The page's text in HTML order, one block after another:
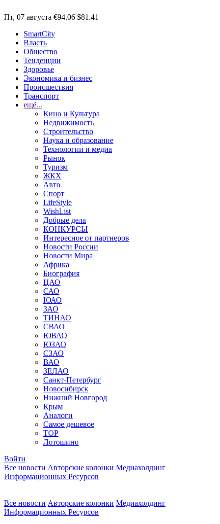
Пт, 07 августа €94.06 $81.41
SmartCity
Власть
Общество
Тенденции
Здоровье
Экономика и бизнес
Происшествия
Транспорт
ещё...
Кино и Культура
Недвижимость
Строительство
Наука и образование
Технологии и медиа
Рынок
Туризм
ЖКХ
Авто
Спорт
LifeStyle
WishList
Добрые дела
КОНКУРСЫ
Интересное от партнеров
Новости России
Новости Мира
Африка
Биография
ЦАО
САО
ЮАО
ЗАО
ТИНАО
СВАО
ЮВАО
ЮЗАО
СЗАО
ВАО
ЗЕЛАО
Санкт-Петербург
Новосибирск
Нижний Новгород
Крым
Аналоги
Самое дешевое
TOP
Лотошино
Войти
Все новости Авторские колонки Медиахолдинг
Информационных Ресурсов
Все новости Авторские колонки Медиахолдинг
Информационных Ресурсов